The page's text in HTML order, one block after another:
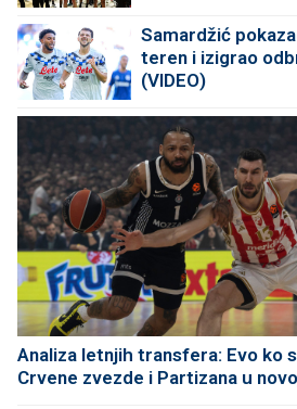
Samardžić
teren i izigrao
(VIDEO)
Analiza letnjih transfera: Evo ko
Crvene zvezde i Partizana u